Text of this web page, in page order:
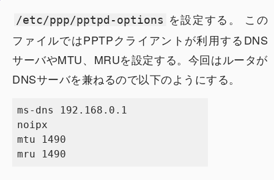
/etc/ppp/pptpd-options を設定する。 この
ファイルではPPTPクライアントが利用するDNS
サーバやMTU、MRUを設定する。今回はルータが
DNSサーバを兼ねるので以下のようにする。
ms-dns 192.168.0.1
noipx
mtu 1490